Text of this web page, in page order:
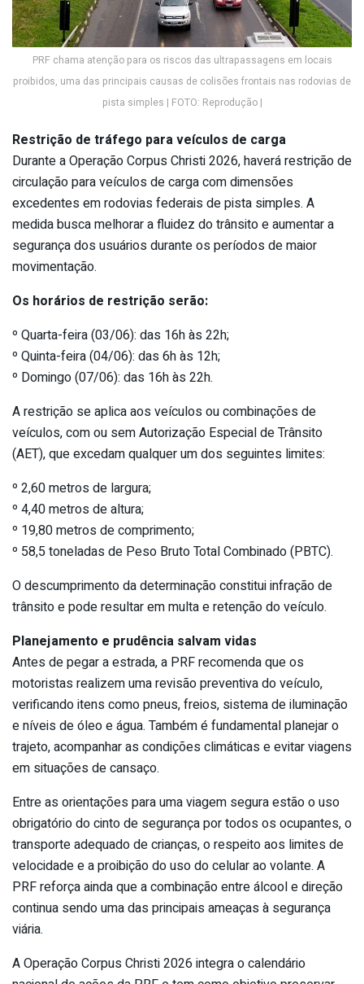
PRF chama atenção para os riscos das ultrapassagens em locais
proibidos, uma das principais causas de colisões frontais nas rodovias de
pista simples | FOTO: Reprodução |
Restrição de tráfego para veículos de carga
Durante a Operação Corpus Christi 2026, haverá restrição de
circulação para veículos de carga com dimensões
excedentes em rodovias federais de pista simples. A
medida busca melhorar a fluidez do trânsito e aumentar a
segurança dos usuários durante os períodos de maior
movimentação.
Os horários de restrição serão:
º Quarta-feira (03/06): das 16h às 22h;
º Quinta-feira (04/06): das 6h às 12h;
º Domingo (07/06): das 16h às 22h.
A restrição se aplica aos veículos ou combinações de
veículos, com ou sem Autorização Especial de Trânsito
(AET), que excedam qualquer um dos seguintes limites:
º 2,60 metros de largura;
º 4,40 metros de altura;
º 19,80 metros de comprimento;
º 58,5 toneladas de Peso Bruto Total Combinado (PBTC).
O descumprimento da determinação constitui infração de
trânsito e pode resultar em multa e retenção do veículo.
Planejamento e prudência salvam vidas
Antes de pegar a estrada, a PRF recomenda que os
motoristas realizem uma revisão preventiva do veículo,
verificando itens como pneus, freios, sistema de iluminação
e níveis de óleo e água. Também é fundamental planejar o
trajeto, acompanhar as condições climáticas e evitar viagens
em situações de cansaço.
Entre as orientações para uma viagem segura estão o uso
obrigatório do cinto de segurança por todos os ocupantes, o
transporte adequado de crianças, o respeito aos limites de
velocidade e a proibição do uso do celular ao volante. A
PRF reforça ainda que a combinação entre álcool e direção
continua sendo uma das principais ameaças à segurança
viária.
A Operação Corpus Christi 2026 integra o calendário